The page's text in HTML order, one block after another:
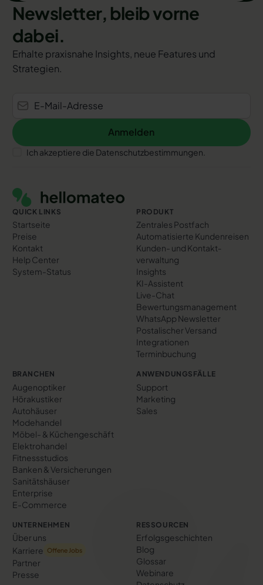
Newsletter, bleib vorne
dabei.
Erhalte praxisnahe Insights, neue Features und
Strategien.
Anmelden
Anmelden
Ich akzeptiere die Datenschutzbestimmungen.
QUICK LINKS
Startseite
Preise
Kontakt
Help Center
System-Status
PRODUKT
Zentrales Postfach
Automatisierte Kundenreisen
Kunden- und Kontakt­
verwaltung
Insights
KI-Assistent
Live-Chat
Bewertungs­management
WhatsApp Newsletter
Postalischer Versand
Integrationen
Terminbuchung
BRANCHEN
Augenoptiker
Hörakustiker
Autohäuser
Modehandel
Möbel- & Küchengeschäft
Elektrohandel
Fitnessstudios
Banken & Versicherungen
Sanitätshäuser
Enterprise
E-Commerce
ANWENDUNGSFÄLLE
Support
Marketing
Sales
UNTERNEHMEN
Über uns
Karriere
Offene Jobs
Partner
Presse
RESSOURCEN
Erfolgs­geschichten
Blog
Glossar
Webinare